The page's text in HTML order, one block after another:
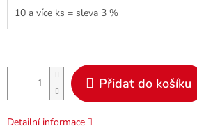
10 a více ks = sleva 3 %
Přidat do košíku
Detailní informace